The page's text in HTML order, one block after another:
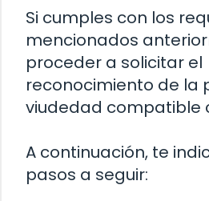
Si cumples con los
mencionados
proceder a solicitar el
reconocimiento de la
viudedad compatible
A continuación, te
pasos a seguir: